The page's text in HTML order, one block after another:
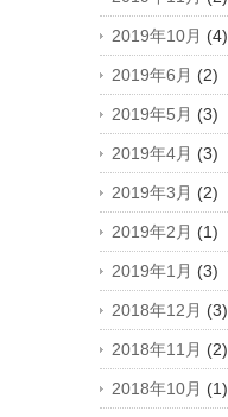
2019年10月 (4)
2019年6月 (2)
2019年5月 (3)
2019年4月 (3)
2019年3月 (2)
2019年2月 (1)
2019年1月 (3)
2018年12月 (3)
2018年11月 (2)
2018年10月 (1)